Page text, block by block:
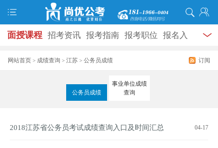
面授课程 招考资讯 报考指南 报考职位 报名入
口 打准考证 成绩查询 面试公告 辅导
视频课堂 学员风采
网站首页 > 成绩查询 > 江苏> 公务员成绩 订阅
公务员成绩
事业单位成绩
查询
2018江苏省公务员考试成绩查询入口及时间汇总 04-17